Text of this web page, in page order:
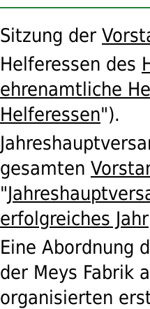
Sitzung der
Helferessen des
ehrenamtliche
Helferessen").
gesamten
"
erfolgreiches Jahr
Eine Abordnung
der Meys Fabrik
organisierten